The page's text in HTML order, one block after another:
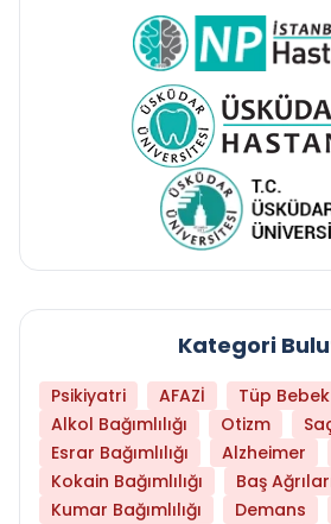
Kategori
Psikiyatri AFAZİ
Tüp Bebek
Alkol Bağımlılığı
Otizm
Esrar Bağımlılığı
Alzheimer
Kokain Bağımlılığı
Baş
Kumar Bağımlılığı
Demans